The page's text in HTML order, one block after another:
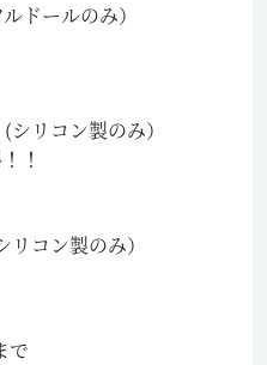
ドールのみ）
リコン製のみ）
！
コン製のみ）
で